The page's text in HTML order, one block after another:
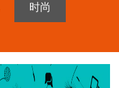
时尚